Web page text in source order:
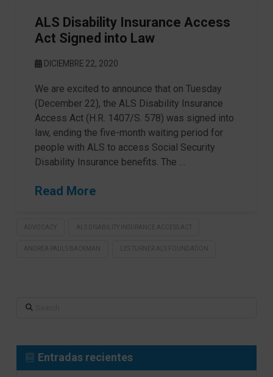
ALS Disability Insurance Access
Act Signed into Law
DICIEMBRE 22, 2020
We are excited to announce that on Tuesday
(December 22), the ALS Disability Insurance
Access Act (H.R. 1407/S. 578) was signed into
law, ending the five-month waiting period for
people with ALS to access Social Security
Disability Insurance benefits. The …
Read More
ADVOCACY ALS DISABILITY INSURANCE ACCESS ACT
ANDREA PAULS BACKMAN LES TURNER ALS FOUNDATION
Search
Entradas recientes